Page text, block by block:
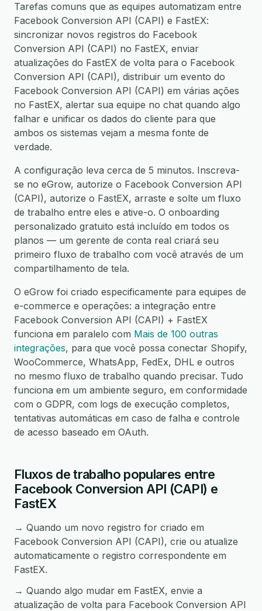
Tarefas comuns que as equipes automatizam entre
Facebook Conversion API (CAPI) e FastEX:
sincronizar novos registros do Facebook
Conversion API (CAPI) no FastEX, enviar
atualizações do FastEX de volta para o Facebook
Conversion API (CAPI), distribuir um evento do
Facebook Conversion API (CAPI) em várias ações
no FastEX, alertar sua equipe no chat quando algo
falhar e unificar os dados do cliente para que
ambos os sistemas vejam a mesma fonte de
verdade.
A configuração leva cerca de 5 minutos. Inscreva-
se no eGrow, autorize o Facebook Conversion API
(CAPI), autorize o FastEX, arraste e solte um fluxo
de trabalho entre eles e ative-o. O onboarding
personalizado gratuito está incluído em todos os
planos — um gerente de conta real criará seu
primeiro fluxo de trabalho com você através de um
compartilhamento de tela.
O eGrow foi criado especificamente para equipes de
e-commerce e operações: a integração entre
Facebook Conversion API (CAPI) + FastEX
funciona em paralelo com Mais de 100 outras
integrações, para que você possa conectar Shopify,
WooCommerce, WhatsApp, FedEx, DHL e outros
no mesmo fluxo de trabalho quando precisar. Tudo
funciona em um ambiente seguro, em conformidade
com o GDPR, com logs de execução completos,
tentativas automáticas em caso de falha e controle
de acesso baseado em OAuth.
Fluxos de trabalho populares entre
Facebook Conversion API (CAPI) e
FastEX
→ Quando um novo registro for criado em
Facebook Conversion API (CAPI), crie ou atualize
automaticamente o registro correspondente em
FastEX.
→ Quando algo mudar em FastEX, envie a
atualização de volta para Facebook Conversion API